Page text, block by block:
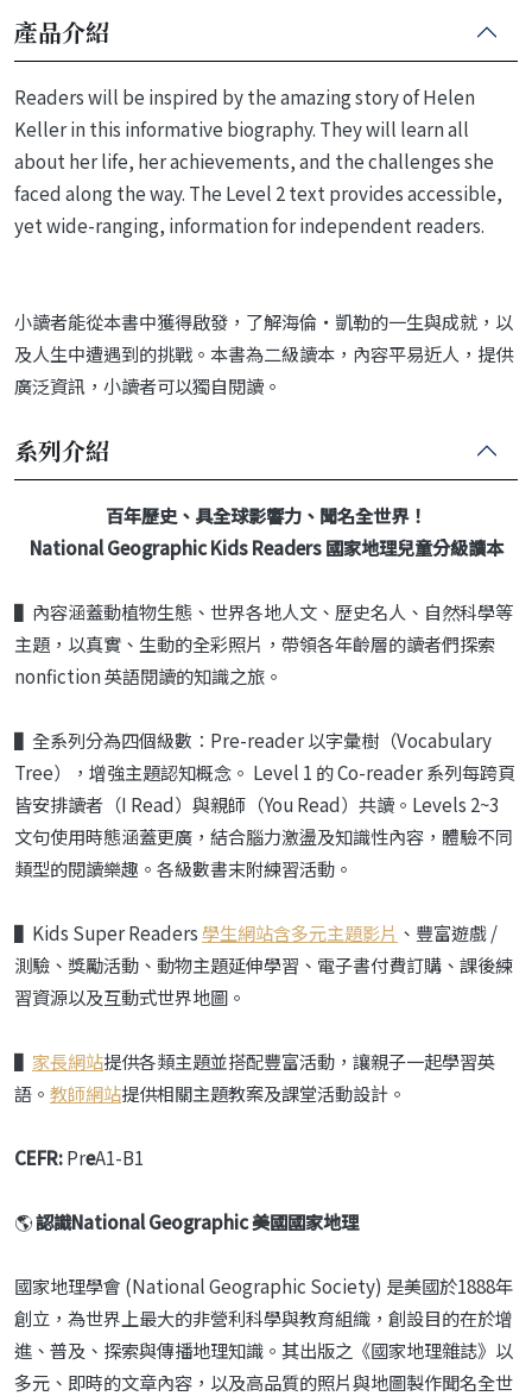
產品介紹
Readers will be inspired by the amazing story of Helen
Keller in this informative biography. They will learn all
about her life, her achievements, and the challenges she
faced along the way. The Level 2 text provides accessible,
yet wide-ranging, information for independent readers.
小讀者能從本書中獲得啟發，了解海倫‧凱勒的一生與成就，以
及人生中遭遇到的挑戰。本書為二級讀本，內容平易近人，提供
廣泛資訊，小讀者可以獨自閱讀。
系列介紹
百年歷史、具全球影響力、聞名全世界！
National Geographic Kids Readers 國家地理兒童分級讀本
▌內容涵蓋動植物生態、世界各地人文、歷史名人、自然科學等
主題，以真實、生動的全彩照片，帶領各年齡層的讀者們探索
nonfiction 英語閱讀的知識之旅。
▌全系列分為四個級數：Pre-reader 以字彙樹（Vocabulary
Tree），增強主題認知概念。 Level 1 的 Co-reader 系列每跨頁
皆安排讀者（I Read）與親師（You Read）共讀。Levels 2~3
文句使用時態涵蓋更廣，結合腦力激盪及知識性內容，體驗不同
類型的閱讀樂趣。各級數書末附練習活動。
▌Kids Super Readers學生網站含多元主題影片 、豐富遊戲 /
測驗、獎勵活動、動物主題延伸學習、電子書付費訂購、課後練
習資源以及互動式世界地圖。
▌ 家長網站提供各類主題並搭配豐富活動，讓親子一起學習英
語。 教師網站提供相關主題教案及課堂活動設計。
CEFR:PreA1-B1
🌎認識National Geographic 美國國家地理
國家地理學會 (National Geographic Society) 是美國於1888年
創立，為世界上最大的非營利科學與教育組織，創設目的在於增
進、普及、探索與傳播地理知識。其出版之《國家地理雜誌》以
多元、即時的文章內容，以及高品質的照片與地圖製作聞名全世